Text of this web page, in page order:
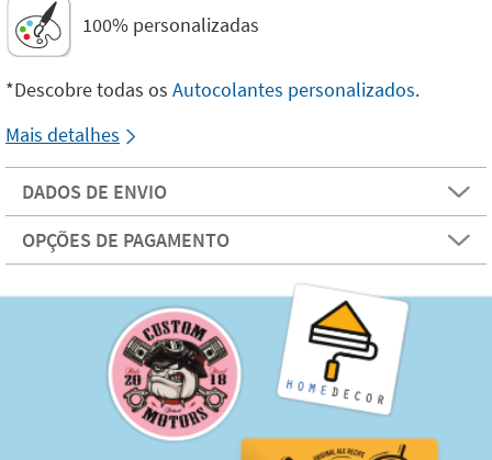
100% personalizadas
*Descobre todas os Autocolantes personalizados.
Mais detalhes
DADOS DE ENVIO
OPÇÕES DE PAGAMENTO